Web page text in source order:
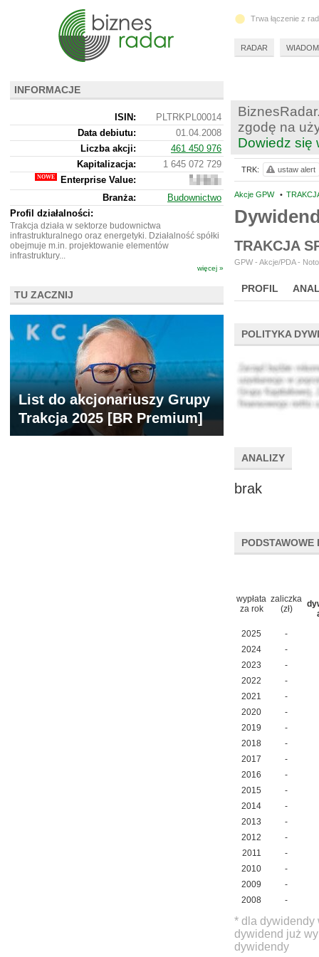
zgodę na
Dowiedz się
Akcje GPW •
TRAKCJA
GPW - Akcje/PDA -
PROFIL
POLITYKA
ANALIZY
brak
PODSTAWOWE
wypłata
za rok
zaliczka
(zł)
2025
-
2024
-
2023
-
2022
-
2021
-
2020
-
2019
-
2018
-
2017
-
2016
-
2015
-
2014
-
2013
-
2012
-
2011
-
2010
-
2009
-
2008
-
* dla dywidendy
dywidend już
dywidendy
TRK: ustaw alert
INFORMACJE
ISIN:
PLTRKPL00014
Data debiutu:
01.04.2008
Liczba akcji:
461 450 976
Kapitalizacja:
1 645 072 729
Enterprise Value:
1
581
442
Branża:
Budownictwo
Profil działalności:
Trakcja działa w sektorze budownictwa
infrastrukturalnego oraz energetyki. Działalność spółki
obejmuje m.in. projektowanie elementów
infrastruktury...
więcej »
TU ZACZNIJ
List do akcjonariuszy Grupy
Trakcja 2025 [BR Premium]
Trwa łączenie z
RADAR